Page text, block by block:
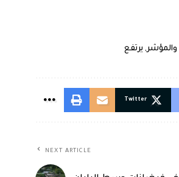
والمؤشر , يرتفع
Twitter
NEXT ARTICLE